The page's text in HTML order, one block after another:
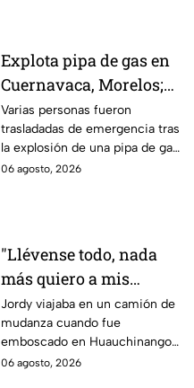
Explota pipa de gas en
Cuernavaca, Morelos;
se reportan más de 20
personas con
quemaduras
Varias personas fueron
trasladadas de emergencia tras
la explosión de una pipa de gas
cerca de la colonia Las
06 agosto, 2026
"Llévense todo, nada
más quiero a mis
perritas": Asaltan a un
joven, vacían sus
cuentas y le roban a sus
mascotas en
Jordy viajaba en un camión de
mudanza cuando fue
emboscado en Huauchinango,
Puebla, Además de quitarle
06 agosto, 2026